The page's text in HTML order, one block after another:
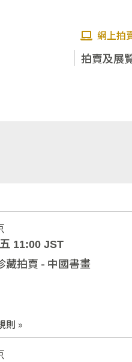
網上拍
拍賣及展
11:00 JST
藏拍賣 - 中國書畫
則 »